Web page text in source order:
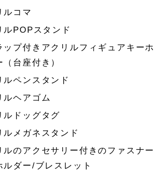
ルコマ
ルPOPスタンド
ップ付きアクリルフィギュアキーホ
（台座付き）
ルペンスタンド
ルヘアゴム
ルドッグタグ
ルメガネスタンド
ルのアクセサリー付きのファスナー
ルダー/ブレスレット